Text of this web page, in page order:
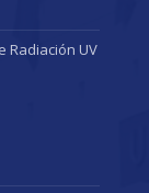
Radiación UV